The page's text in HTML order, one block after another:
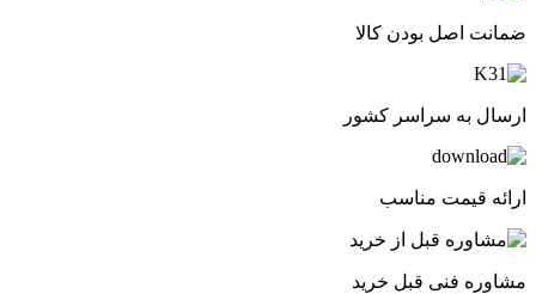
اصل بودن کالا
به سراسر کشور
قیمت مناسب
فنی قبل خرید